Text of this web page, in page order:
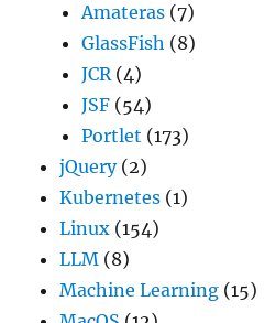
Amateras (7)
GlassFish (8)
JCR(4)
JSF (54)
Portlet (173)
jQuery(2)
Kubernetes (1)
Linux (154)
LLM (8)
Machine Learning (15)